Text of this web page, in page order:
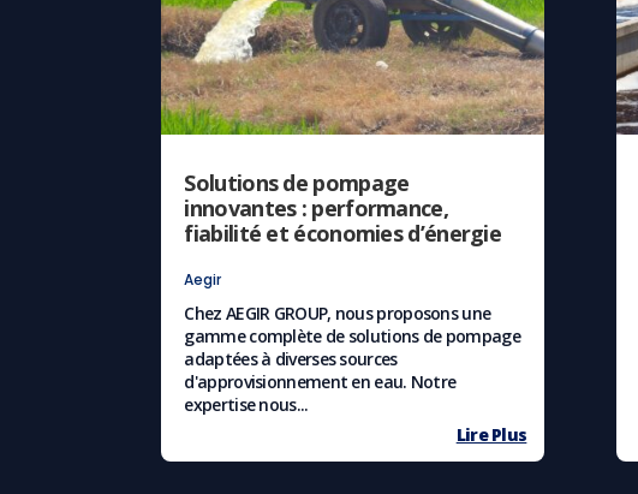
Solutions de pompage
innovantes : performance,
fiabilité et économies d’énergie
Aegir
Chez AEGIR GROUP, nous proposons une
gamme complète de solutions de pompage
adaptées à diverses sources
d'approvisionnement en eau. Notre
expertise nous...
Lire Plus